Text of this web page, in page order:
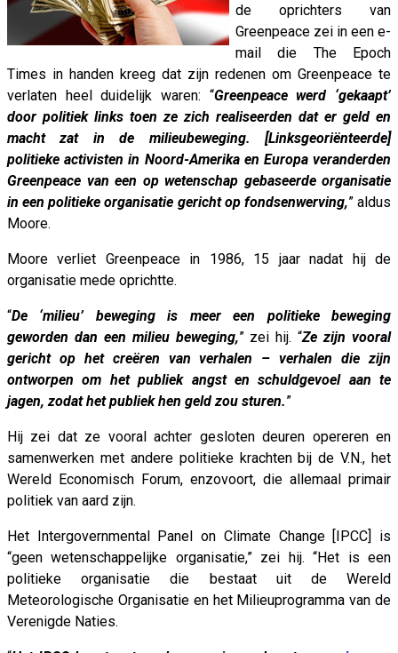
de oprichters van
Greenpeace zei in een e-
mail die The Epoch
Times in handen kreeg dat zijn redenen om Greenpeace te
verlaten heel duidelijk waren: “Greenpeace werd ‘gekaapt’
door politiek links toen ze zich realiseerden dat er geld en
macht zat in de milieubeweging. [Linksgeoriënteerde]
politieke activisten in Noord-Amerika en Europa veranderden
Greenpeace van een op wetenschap gebaseerde organisatie
in een politieke organisatie gericht op fondsenwerving,” aldus
Moore.
Moore verliet Greenpeace in 1986, 15 jaar nadat hij de
organisatie mede oprichtte.
“De ‘milieu’ beweging is meer een politieke beweging
geworden dan een milieu beweging,” zei hij. “Ze zijn vooral
gericht op het creëren van verhalen – verhalen die zijn
ontworpen om het publiek angst en schuldgevoel aan te
jagen, zodat het publiek hen geld zou sturen.”
Hij zei dat ze vooral achter gesloten deuren opereren en
samenwerken met andere politieke krachten bij de V.N., het
Wereld Economisch Forum, enzovoort, die allemaal primair
politiek van aard zijn.
Het Intergovernmental Panel on Climate Change [IPCC] is
“geen wetenschappelijke organisatie,” zei hij. “Het is een
politieke organisatie die bestaat uit de Wereld
Meteorologische Organisatie en het Milieuprogramma van de
Verenigde Naties.